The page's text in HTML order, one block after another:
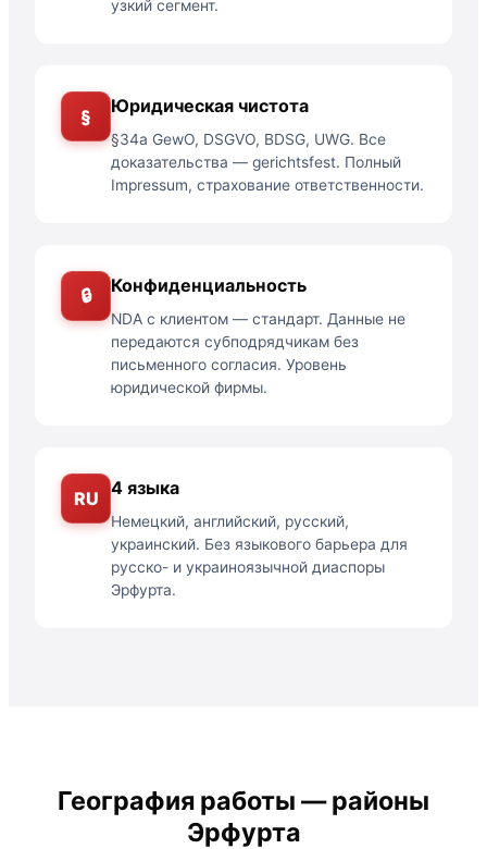
узкий сегмент.
§ Юридическая чистота
§34a GewO, DSGVO, BDSG, UWG. Все
доказательства — gerichtsfest. Полный
Impressum, страхование ответственности.
🔒 Конфиденциальность
NDA с клиентом — стандарт. Данные не
передаются субподрядчикам без
письменного согласия. Уровень
юридической фирмы.
RU 4 языка
Немецкий, английский, русский,
украинский. Без языкового барьера для
русско- и украиноязычной диаспоры
Эрфурта.
География работы — районы
Эрфурта